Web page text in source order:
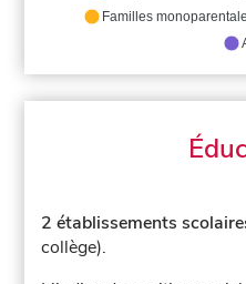
Familles
2 établissements
collège).